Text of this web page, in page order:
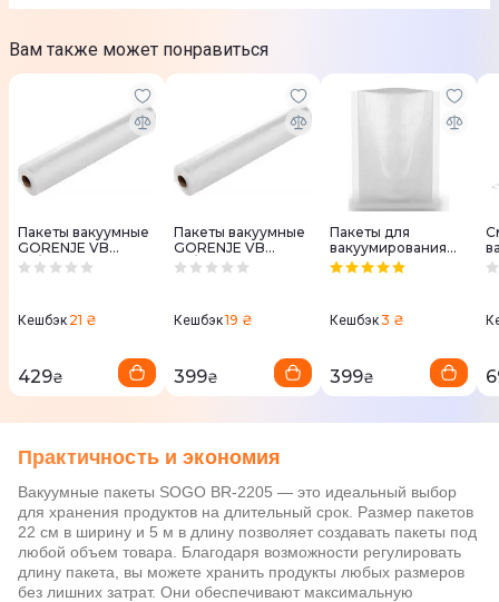
Вам также может понравиться
Пакеты вакуумные
GORENJE VB
28/300 рулон 28
Кешбэк 21 ₴
429₴
Пакеты вакуумные
GORENJE VB
22/300 рулон 22
Кешбэк19 ₴
399₴
Пакеты для
вакуумирования
AENO AVSB20X30
20х30 см (50 шт.)
Кешбэк3 ₴
399₴
Практичность и экономия
Вакуумные пакеты SOGO BR-2205 — это идеальный выбор
для хранения продуктов на длительный срок. Размер пакетов
22 см в ширину и 5 м в длину позволяет создавать пакеты под
любой объем товара. Благодаря возможности регулировать
длину пакета, вы можете хранить продукты любых размеров
без лишних затрат. Они обеспечивают максимальную